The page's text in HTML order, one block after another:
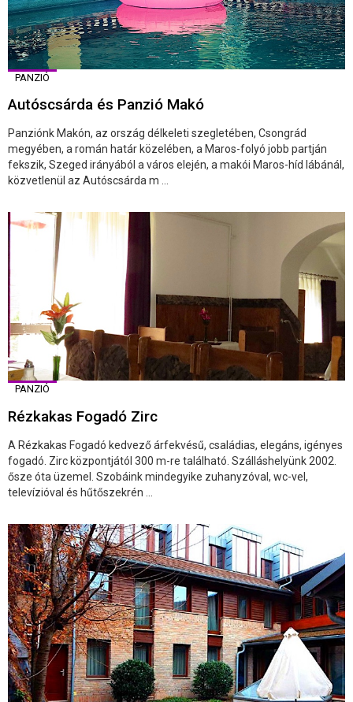
PANZIÓ
Autóscsárda és Panzió Makó
Panziónk Makón, az ország délkeleti szegletében, Csongrád
megyében, a román határ közelében, a Maros-folyó jobb partján
fekszik, Szeged irányából a város elején, a makói Maros-híd lábánál,
közvetlenül az Autóscsárda m ...
PANZIÓ
Rézkakas Fogadó Zirc
A Rézkakas Fogadó kedvező árfekvésű, családias, elegáns, igényes
fogadó. Zirc központjától 300 m-re található. Szálláshelyünk 2002.
ősze óta üzemel. Szobáink mindegyike zuhanyzóval, wc-vel,
televízióval és hűtőszekrén ...